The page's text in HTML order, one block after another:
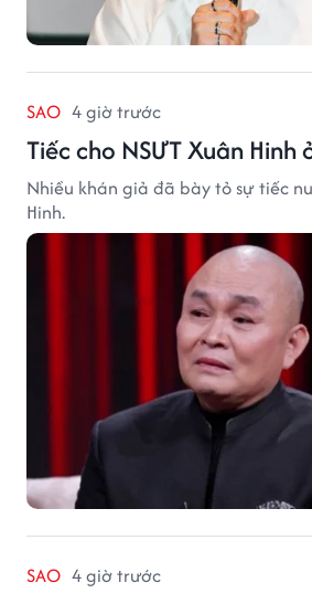
SAO 4 giờ trước
Tiếc cho NSƯT Xuân Hinh
Nhiều khán giả đã bày tỏ sự tiếc
Hinh.
SAO 4 giờ trước